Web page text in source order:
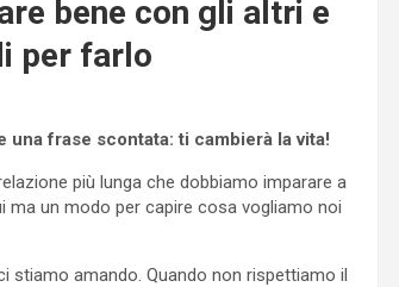
bene con gli altri e
per farlo
frase scontata: ti cambierà la vita!
più lunga che dobbiamo imparare a
un modo per capire cosa vogliamo noi
stiamo amando. Quando non rispettiamo il